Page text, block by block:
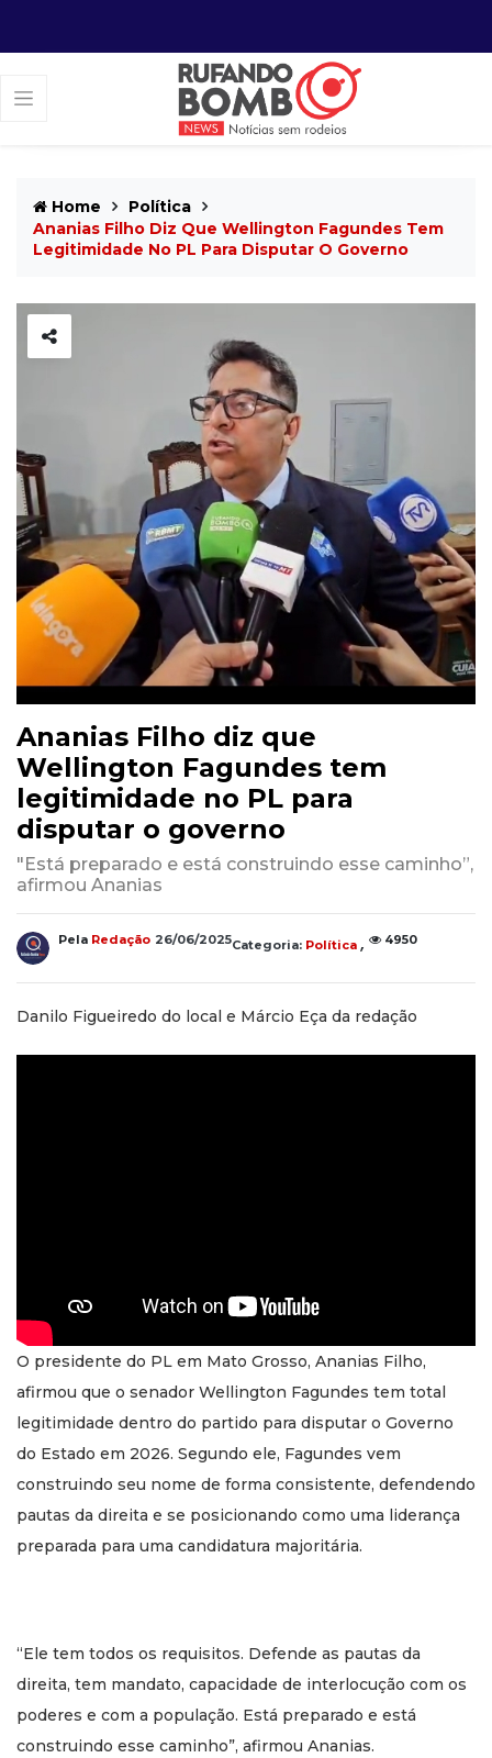
Home
Política
Ananias Filho Diz Que Wellington Fagundes Tem
Legitimidade No PL Para Disputar O Governo
Ananias Filho diz que
Wellington Fagundes tem
legitimidade no PL para
disputar o governo
"Está preparado e está construindo esse caminho”,
afirmou Ananias
Pela Redação 26/06/2025Categoria: Política , 4950
Danilo Figueiredo do local e Márcio Eça da redação
O presidente do PL em Mato Grosso, Ananias Filho,
afirmou que o senador Wellington Fagundes tem total
legitimidade dentro do partido para disputar o Governo
do Estado em 2026. Segundo ele, Fagundes vem
construindo seu nome de forma consistente, defendendo
pautas da direita e se posicionando como uma liderança
preparada para uma candidatura majoritária.
“Ele tem todos os requisitos. Defende as pautas da
direita, tem mandato, capacidade de interlocução com os
poderes e com a população. Está preparado e está
construindo esse caminho”, afirmou Ananias.